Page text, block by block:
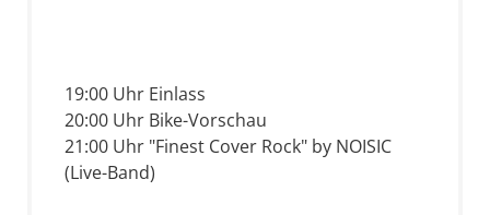
19:00 Uhr Einlass
20:00 Uhr Bike-Vorschau
21:00 Uhr "Finest Cover Rock" by NOISIC
(Live-Band)